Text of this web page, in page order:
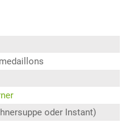
oder Instant)